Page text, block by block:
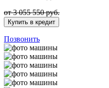
от 3 055 550 руб.
Купить в кредит
Позвонить